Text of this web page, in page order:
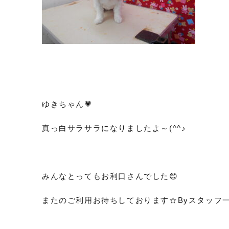
ゆきちゃん💗
真っ白サラサラになりましたよ～(^^♪
みんなとってもお利口さんでした😊
またのご利用お待ちしております☆Byスタッフ